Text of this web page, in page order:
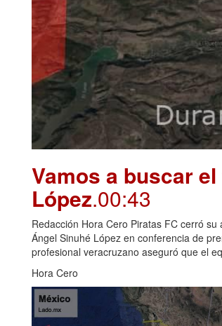
Vamos a buscar
López.00:43
Redacción Hora Cero Piratas FC cerró
Ángel Sinuhé López en conferencia de
profesional veracruzano aseguró que el
Hora Cero